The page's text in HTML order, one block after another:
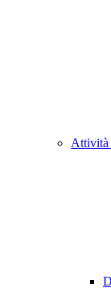
Attività